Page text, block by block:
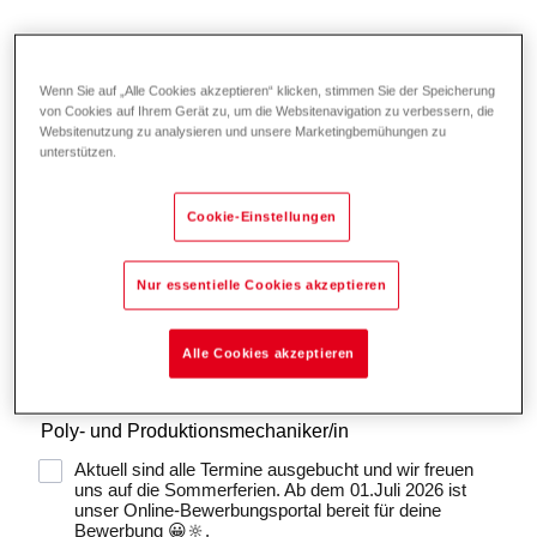
Wenn Sie auf „Alle Cookies akzeptieren“ klicken, stimmen Sie der Speicherung
von Cookies auf Ihrem Gerät zu, um die Websitenavigation zu verbessern, die
Websitenutzung zu analysieren und unsere Marketingbemühungen zu
unterstützen.
Cookie-Einstellungen
Nur essentielle Cookies akzeptieren
Alle Cookies akzeptieren